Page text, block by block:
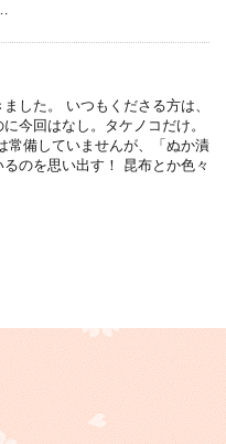
した。 いつもくださる方は、
に今回はなし。タケノコだけ。
常備していませんが、「ぬか漬
のを思い出す！ 昆布とか色々